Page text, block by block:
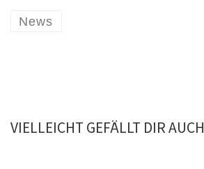
News
VIELLEICHT GEFÄLLT DIR AUCH